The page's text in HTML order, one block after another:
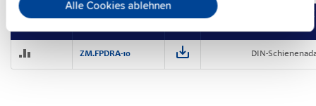
Alle Cookies ablehnen
Vergleichen
ZM.FPDRA-10 DIN-